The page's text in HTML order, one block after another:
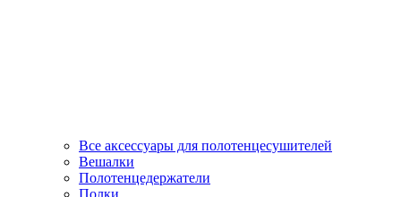
Все аксессуары для полотенцесушителей
Вешалки
Полотенцедержатели
Полки